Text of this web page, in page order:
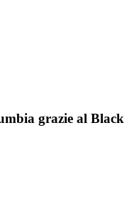
grazie al Black